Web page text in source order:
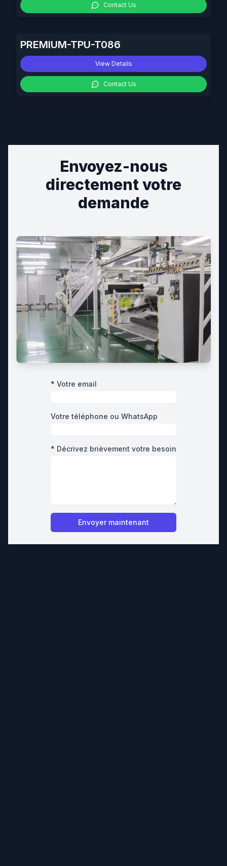
Contact Us
PREMIUM-TPU-T086
View Details
Contact Us
Envoyez-nous
directement votre
demande
* Votre email
Votre téléphone ou WhatsApp
* Décrivez brièvement votre besoin
Envoyer maintenant